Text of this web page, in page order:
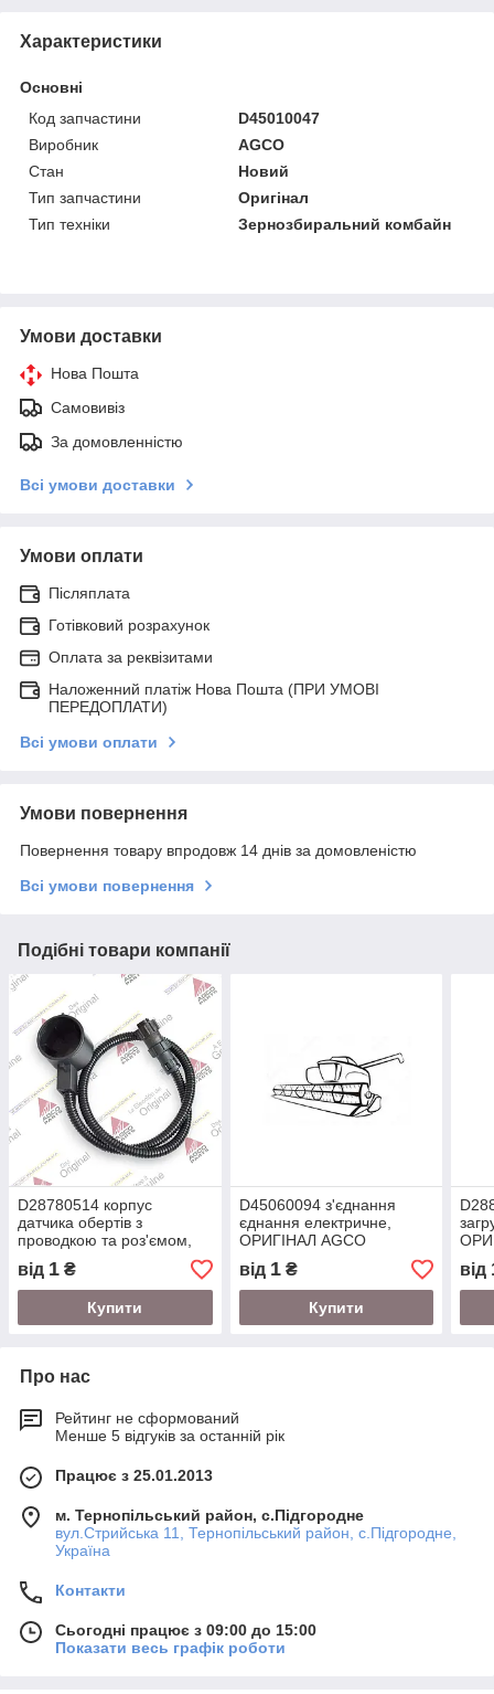
Характеристики
Основні
Код запчастини
D45010047
Виробник
AGCO
Стан
Новий
Тип запчастини
Оригінал
Тип техніки
Зернозбиральний комбайн
Умови доставки
Нова Пошта
Самовивіз
За домовленністю
Всі умови доставки
Умови оплати
Післяплата
Готівковий розрахунок
Оплата за реквізитами
Наложенний платіж Нова Пошта (ПРИ УМОВІ
ПЕРЕДОПЛАТИ)
Всі умови оплати
Умови повернення
Повернення товару впродовж 14 днів за домовленістю
Всі умови повернення
Подібні товари компанії
D28780514 корпус
датчика обертів з
проводкою та роз'ємом,
ОРИГІНАЛ AGCO
від 1 ₴
Купити
D45060094 з'єднання
єднання електричне,
ОРИГІНАЛ AGCO
від 1₴
Купити
від
Про нас
Рейтинг не сформований
Менше 5 відгуків за останній рік
Працює з 25.01.2013
м. Тернопільський район, с.Підгородне
вул.Стрийська 11, Тернопільський район, с.Підгородне,
Україна
Контакти
Сьогодні працює з 09:00 до 15:00
Показати весь графік роботи